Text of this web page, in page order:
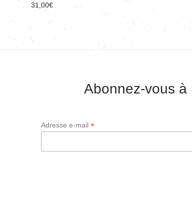
31,00€
Abonnez-vous à
Adresse e-mail *